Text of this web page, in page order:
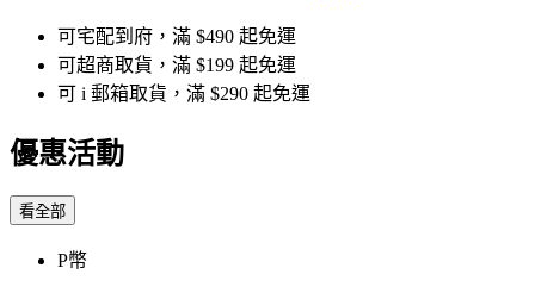
可宅配到府，滿 $490 起免運
可超商取貨，滿 $199 起免運
可 i 郵箱取貨，滿 $290 起免運
優惠活動
看全部
P幣